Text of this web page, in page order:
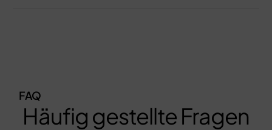
FAQ
Häufig gestellte Fragen